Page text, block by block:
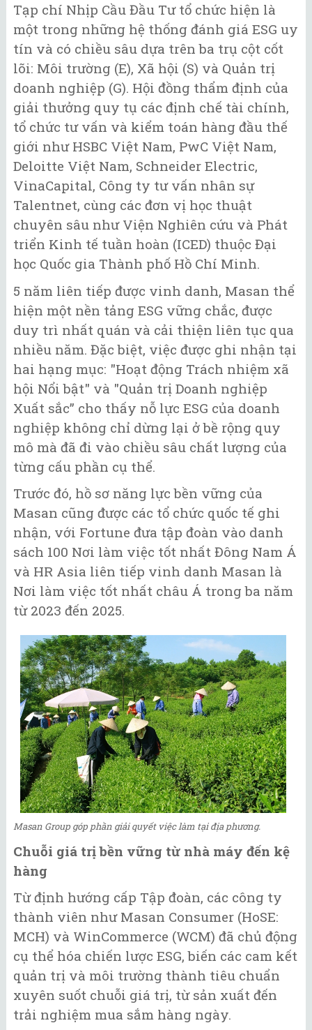
Tạp chí Nhịp Cầu Đầu Tư tổ chức hiện là
một trong những hệ thống đánh giá ESG uy
tín và có chiều sâu dựa trên ba trụ cột cốt
lõi: Môi trường (E), Xã hội (S) và Quản trị
doanh nghiệp (G). Hội đồng thẩm định của
giải thưởng quy tụ các định chế tài chính,
tổ chức tư vấn và kiểm toán hàng đầu thế
giới như HSBC Việt Nam, PwC Việt Nam,
Deloitte Việt Nam, Schneider Electric,
VinaCapital, Công ty tư vấn nhân sự
Talentnet, cùng các đơn vị học thuật
chuyên sâu như Viện Nghiên cứu và Phát
triển Kinh tế tuần hoàn (ICED) thuộc Đại
học Quốc gia Thành phố Hồ Chí Minh.
5 năm liên tiếp được vinh danh, Masan thể
hiện một nền tảng ESG vững chắc, được
duy trì nhất quán và cải thiện liên tục qua
nhiều năm. Đặc biệt, việc được ghi nhận tại
hai hạng mục: "Hoạt động Trách nhiệm xã
hội Nổi bật" và "Quản trị Doanh nghiệp
Xuất sắc” cho thấy nỗ lực ESG của doanh
nghiệp không chỉ dừng lại ở bề rộng quy
mô mà đã đi vào chiều sâu chất lượng của
từng cấu phần cụ thể.
Trước đó, hồ sơ năng lực bền vững của
Masan cũng được các tổ chức quốc tế ghi
nhận, với Fortune đưa tập đoàn vào danh
sách 100 Nơi làm việc tốt nhất Đông Nam Á
và HR Asia liên tiếp vinh danh Masan là
Nơi làm việc tốt nhất châu Á trong ba năm
từ 2023 đến 2025.
Masan Group góp phần giải quyết việc làm tại địa phương.
Chuỗi giá trị bền vững từ nhà máy đến kệ
hàng
Từ định hướng cấp Tập đoàn, các công ty
thành viên như Masan Consumer (HoSE:
MCH) và WinCommerce (WCM) đã chủ động
cụ thể hóa chiến lược ESG, biến các cam kết
quản trị và môi trường thành tiêu chuẩn
xuyên suốt chuỗi giá trị, từ sản xuất đến
trải nghiệm mua sắm hàng ngày.